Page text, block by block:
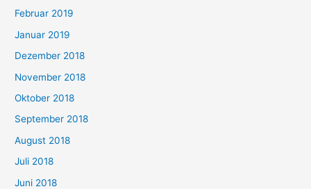
Februar 2019
Januar 2019
Dezember 2018
November 2018
Oktober 2018
September 2018
August 2018
Juli 2018
Juni 2018